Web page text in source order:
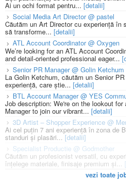
Ai un ochi format pentru... [detalii]
Social Media Art Director @ pastel
Căutăm un Art Director cu experiență în
să transforme... [detalii]
ATL Account Coordinator @ Oxygen
We’re looking for an ATL Account
and detail-oriented professional eager...
Senior PR Manager @ Golin Ketchum
La Golin Ketchum, căutăm un Senior
experiență, care știe... [detalii]
BTL Account Manager @ YES
Job description: We're on the lookout
Manager to join our vibrant... [detalii]
3D Artist – Shopper Experience @
Ai cel puțin 7 ani experiență în zona de
standuri și plasări...[detalii]
Specialist Productie @ Godmother
Căutăm un profesionist versatil, cu
înțelege materiale, finisaje premium și...
vezi toate